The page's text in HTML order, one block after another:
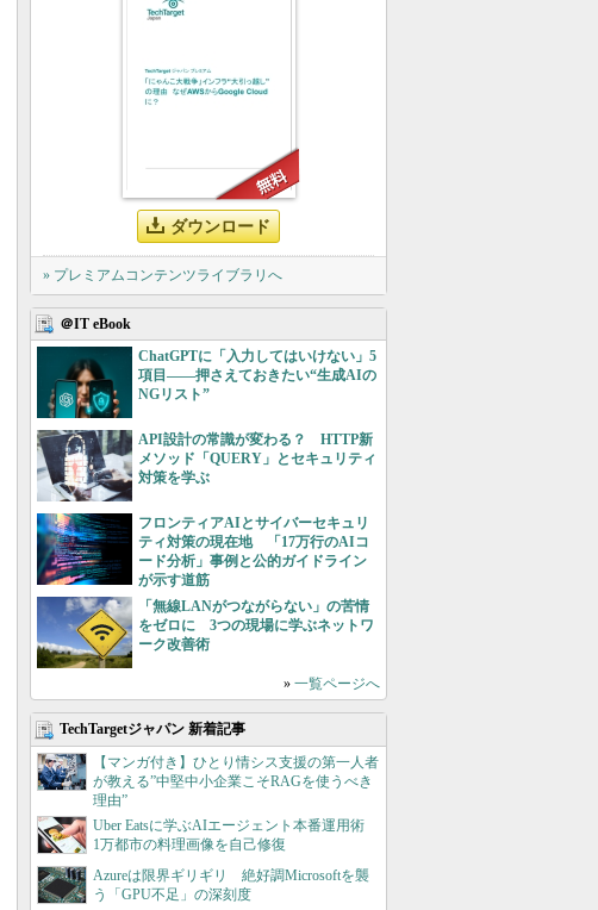
ダウンロード
» プレミアムコンテンツライブラリへ
＠IT eBook
ChatGPTに「入力してはいけない」5
項目――押さえておきたい“生成AIの
NGリスト”
API設計の常識が変わる？ HTTP新
メソッド「QUERY」とセキュリティ
対策を学ぶ
フロンティアAIとサイバーセキュリ
ティ対策の現在地 「17万行のAIコ
ード分析」事例と公的ガイドライン
が示す道筋
「無線LANがつながらない」の苦情
をゼロに 3つの現場に学ぶネットワ
ーク改善術
» 一覧ページへ
TechTargetジャパン 新着記事
【マンガ付き】ひとり情シス支援の第一人者
が教える”中堅中小企業こそRAGを使うべき
理由”
Uber Eatsに学ぶAIエージェント本番運用術
1万都市の料理画像を自己修復
Azureは限界ギリギリ 絶好調Microsoftを襲
う「GPU不足」の深刻度